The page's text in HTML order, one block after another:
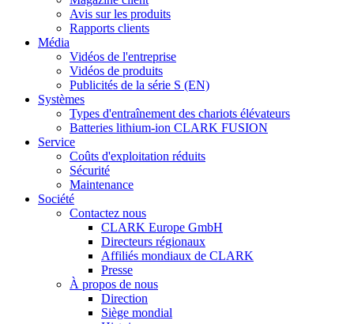
Avis sur les produits
Rapports clients
Média
Vidéos de l'entreprise
Vidéos de produits
Publicités de la série S (EN)
Systèmes
Types d'entraînement des chariots élévateurs
Batteries lithium-ion CLARK FUSION
Service
Coûts d'exploitation réduits
Sécurité
Maintenance
Société
Contactez nous
CLARK Europe GmbH
Directeurs régionaux
Affiliés mondiaux de CLARK
Presse
À propos de nous
Direction
Siège mondial